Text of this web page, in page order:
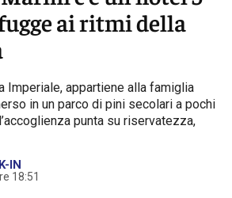
ai ritmi della
Imperiale, appartiene alla famiglia
in un parco di pini secolari a pochi
punta su riservatezza,
IN
18:51